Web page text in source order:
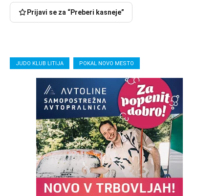
Prijavi se za “Preberi kasneje”
JUDO KLUB LITIJA POKAL NOVO MESTO